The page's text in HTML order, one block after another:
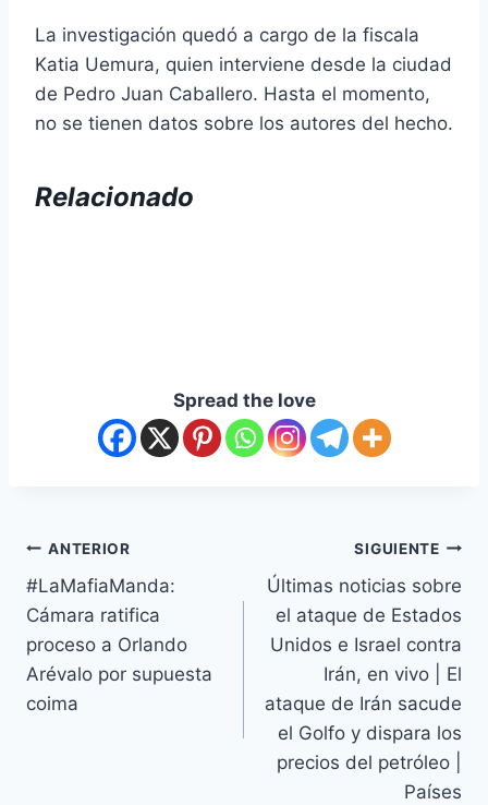
La investigación quedó a cargo de la fiscala
Katia Uemura, quien interviene desde la ciudad
de Pedro Juan Caballero. Hasta el momento,
no se tienen datos sobre los autores del hecho.
Relacionado
Spread the love
ANTERIOR
#LaMafiaManda:
Cámara ratifica
proceso a Orlando
Arévalo por supuesta
coima
SIGUIENTE
Últimas noticias sobre
el ataque de Estados
Unidos e Israel contra
Irán, en vivo | El
ataque de Irán sacude
el Golfo y dispara los
precios del petróleo |
Países